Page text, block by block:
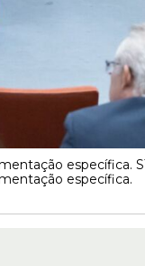
específica.
específica.